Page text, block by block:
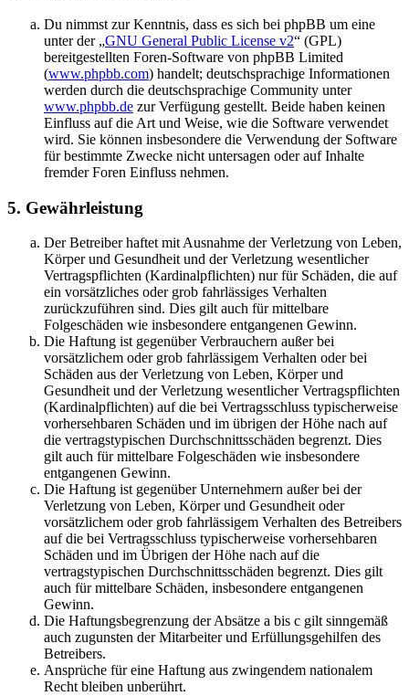
Du nimmst zur Kenntnis, dass es sich bei phpBB um eine
unter der „GNU General Public License v2“ (GPL)
bereitgestellten Foren-Software von phpBB Limited
(www.phpbb.com) handelt; deutschsprachige Informationen
werden durch die deutschsprachige Community unter
www.phpbb.de zur Verfügung gestellt. Beide haben keinen
Einfluss auf die Art und Weise, wie die Software verwendet
wird. Sie können insbesondere die Verwendung der Software
für bestimmte Zwecke nicht untersagen oder auf Inhalte
fremder Foren Einfluss nehmen.
5. Gewährleistung
Der Betreiber haftet mit Ausnahme der Verletzung von Leben,
Körper und Gesundheit und der Verletzung wesentlicher
Vertragspflichten (Kardinalpflichten) nur für Schäden, die auf
ein vorsätzliches oder grob fahrlässiges Verhalten
zurückzuführen sind. Dies gilt auch für mittelbare
Folgeschäden wie insbesondere entgangenen Gewinn.
Die Haftung ist gegenüber Verbrauchern außer bei
vorsätzlichem oder grob fahrlässigem Verhalten oder bei
Schäden aus der Verletzung von Leben, Körper und
Gesundheit und der Verletzung wesentlicher Vertragspflichten
(Kardinalpflichten) auf die bei Vertragsschluss typischerweise
vorhersehbaren Schäden und im übrigen der Höhe nach auf
die vertragstypischen Durchschnittsschäden begrenzt. Dies
gilt auch für mittelbare Folgeschäden wie insbesondere
entgangenen Gewinn.
Die Haftung ist gegenüber Unternehmern außer bei der
Verletzung von Leben, Körper und Gesundheit oder
vorsätzlichem oder grob fahrlässigem Verhalten des Betreibers
auf die bei Vertragsschluss typischerweise vorhersehbaren
Schäden und im Übrigen der Höhe nach auf die
vertragstypischen Durchschnittsschäden begrenzt. Dies gilt
auch für mittelbare Schäden, insbesondere entgangenen
Gewinn.
Die Haftungsbegrenzung der Absätze a bis c gilt sinngemäß
auch zugunsten der Mitarbeiter und Erfüllungsgehilfen des
Betreibers.
Ansprüche für eine Haftung aus zwingendem nationalem
Recht bleiben unberührt.